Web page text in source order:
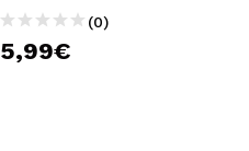
(0)
5,99€